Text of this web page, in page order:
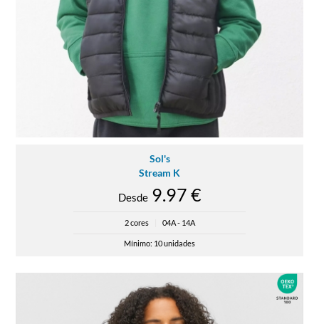
Sol's
Stream K
Desde9.97 €
2 cores 04A - 14A
Mínimo: 10 unidades